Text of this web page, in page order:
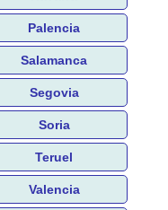
Palencia
Salamanca
Segovia
Soria
Teruel
Valencia